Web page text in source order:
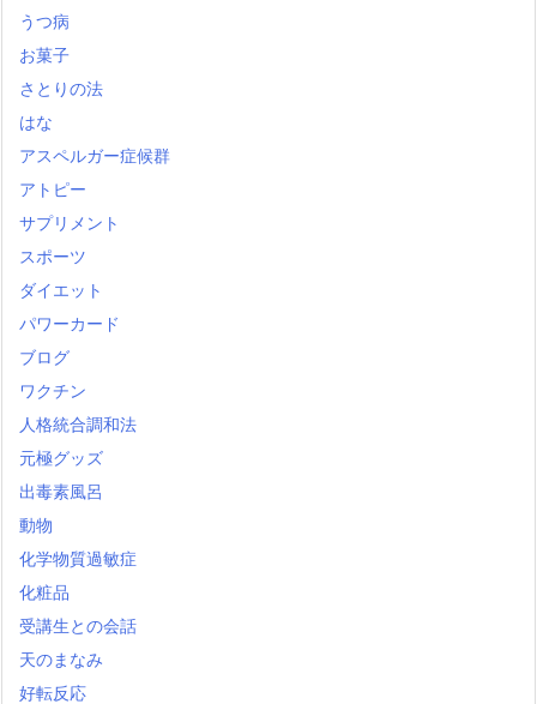
うつ病
お菓子
さとりの法
はな
アスペルガー症候群
アトピー
サプリメント
スポーツ
ダイエット
パワーカード
ブログ
ワクチン
人格統合調和法
元極グッズ
出毒素風呂
動物
化学物質過敏症
化粧品
受講生との会話
天のまなみ
好転反応